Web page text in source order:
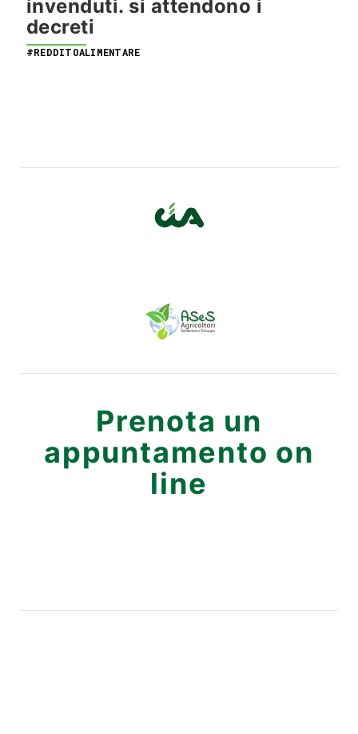
invenduti. si attendono i
decreti
#REDDITOALIMENTARE
Prenota un
appuntamento on
line